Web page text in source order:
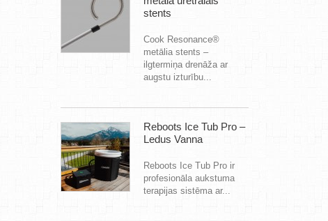
stents
Cook Resonance®
metālia stents –
ilgtermiņa drenāža ar
augstu izturību...
Reboots Ice Tub Pro –
Ledus Vanna
Reboots Ice Tub Pro ir
profesionāla aukstuma
terapijas sistēma ar...